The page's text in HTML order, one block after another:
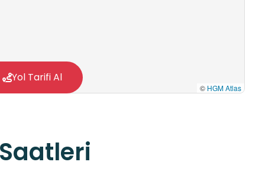
© HGM Atlas
Yol Tarifi Al